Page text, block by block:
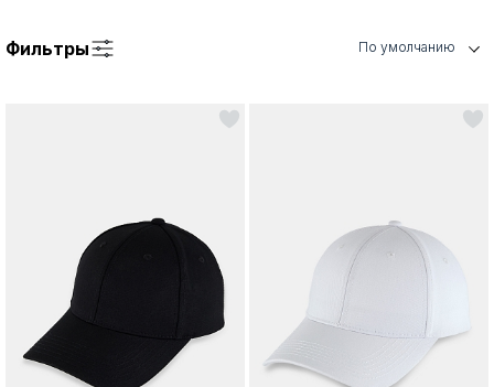
Акции / Новости
Адреса магазинов
Фильтры По умолчанию